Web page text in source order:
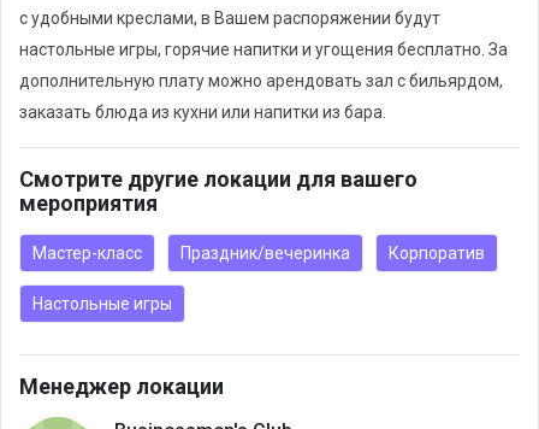
с удобными креслами, в Вашем распоряжении будут
настольные игры, горячие напитки и угощения бесплатно. За
дополнительную плату можно арендовать зал с бильярдом,
заказать блюда из кухни или напитки из бара.
Смотрите другие локации для вашего
мероприятия
Мастер-класс Праздник/вечеринка Корпоратив
Настольные игры
Менеджер локации